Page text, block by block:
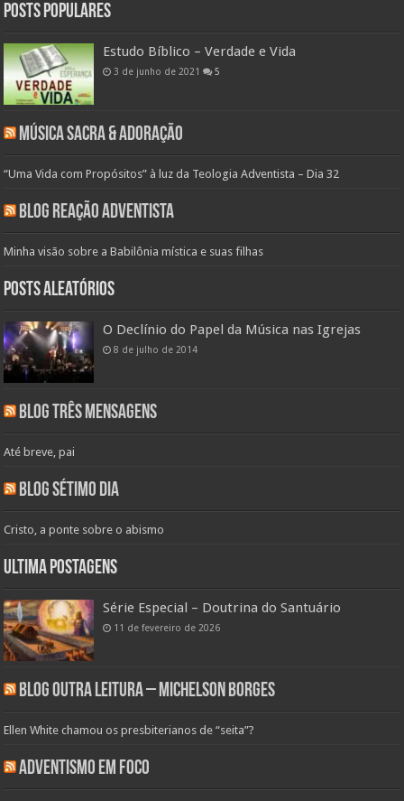
Posts populares
Estudo Bíblico – Verdade e Vida
3 de junho de 2021 5
Música Sacra & Adoração
“Uma Vida com Propósitos” à luz da Teologia Adventista – Dia 32
Blog Reação Adventista
Minha visão sobre a Babilônia mística e suas filhas
Posts aleatórios
O Declínio do Papel da Música nas Igrejas
8 de julho de 2014
Blog Três Mensagens
Até breve, pai
Blog Sétimo Dia
Cristo, a ponte sobre o abismo
Ultima Postagens
Série Especial – Doutrina do Santuário
11 de fevereiro de 2026
Blog Outra Leitura – Michelson Borges
Ellen White chamou os presbiterianos de “seita”?
Adventismo em Foco